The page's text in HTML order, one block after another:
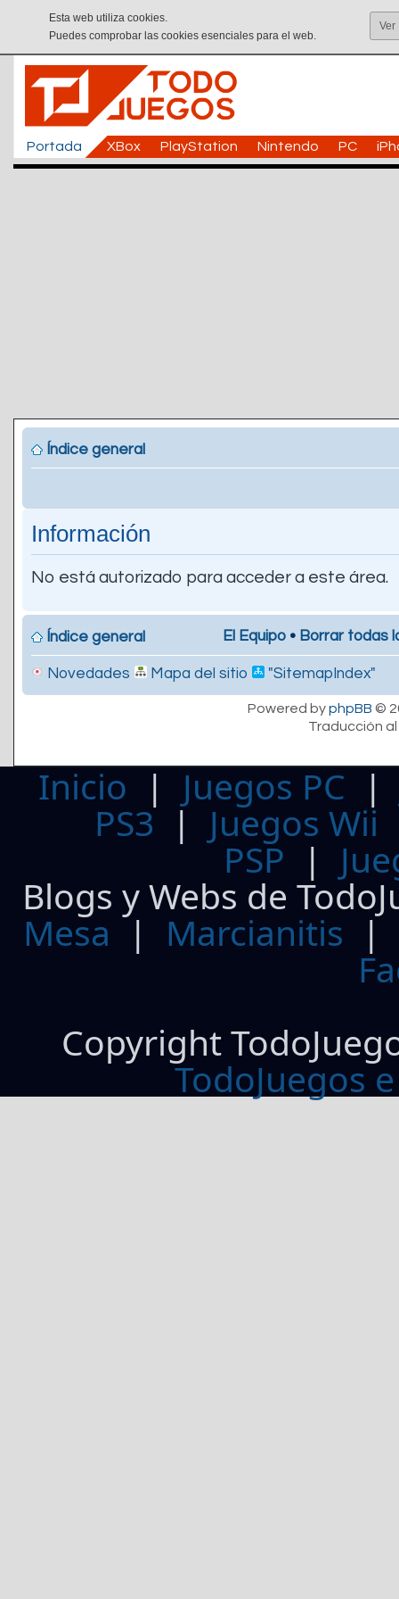
Esta web utiliza cookies.
Puedes comprobar las cookies esenciales para el web.
Ver
Portada XBox PlayStation Nintendo PC
Índice general
Información
No está autorizado para acceder a este área.
Índice general El Equipo • Borrar todas
Novedades Mapa del sitio "SitemapIndex"
Powered byphpBB ©
Traducción
Inicio | Juegos PC
PS3| Juegos Wii
PSP |
Blogs y Webs de
Mesa | Marcianitis |
Copyright
TodoJuegos